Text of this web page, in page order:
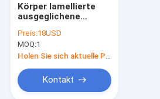
Körper lamellierte
ausgeglichene
3660 X 18000MM
2.54mm
Preis:18USD
MOQ:1
Kontakt